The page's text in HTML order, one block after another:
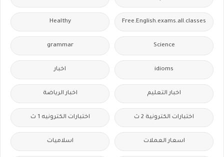
Free.English.exams.all.classes
Healthy
Science
grammar
idioms اخبار
اخبار التعليم اخبار الرياضة
اختبارات الكترونية 2 ث اختبارات الكترونيه 1 ث
اسعار العملات اسلاميات